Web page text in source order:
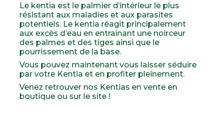
Le kentia est le palmier d’intérieur le plus
résistant aux maladies et aux parasites
potentiels. Le kentia réagit principalement
aux excès d’eau en entrainant une noirceur
des palmes et des tiges ainsi que le
pourrissement de la base.
Vous pouvez maintenant vous laisser séduire
par votre Kentia et en profiter pleinement.
Venez retrouver nos Kentias en vente en
boutique ou sur le site !